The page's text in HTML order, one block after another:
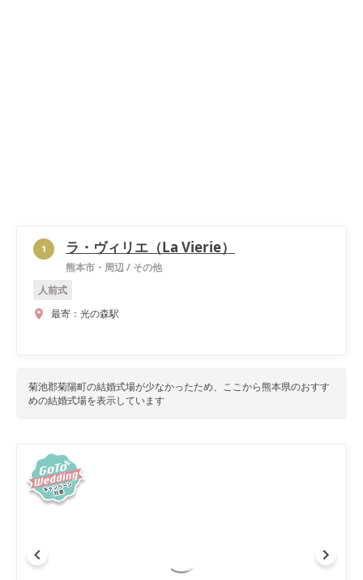
1
熊本市・周辺/ その他
ラ・ヴィリエ（La Vierie）
人前式
最寄： 光の森駅
菊池郡菊陽町の結婚式場が少なかったため、ここから熊本県のおすす
めの結婚式場を表示しています